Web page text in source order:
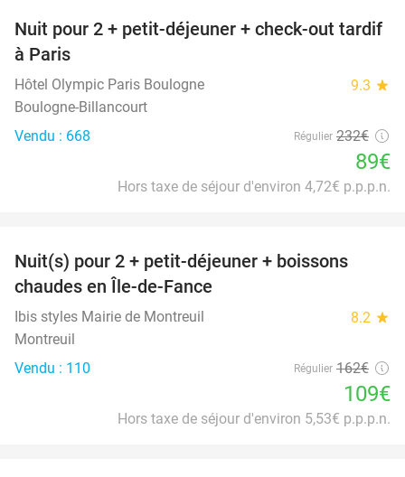
62%
Nuit pour 2 + petit-déjeuner + check-out tardif
à Paris
Hôtel Olympic Paris Boulogne 9.3 star
Boulogne-Billancourt
Vendu : 668
Régulier 232€
89€
Hors taxe de séjour d'environ 4,72€ p.p.p.n.
Nuit(s) pour 2 + petit-déjeuner + boissons
chaudes en Île-de-Fance
Ibis styles Mairie de Montreuil 8.2 star
Montreuil
Vendu : 110
Régulier 162€
109€
Hors taxe de séjour d'environ 5,53€ p.p.p.n.